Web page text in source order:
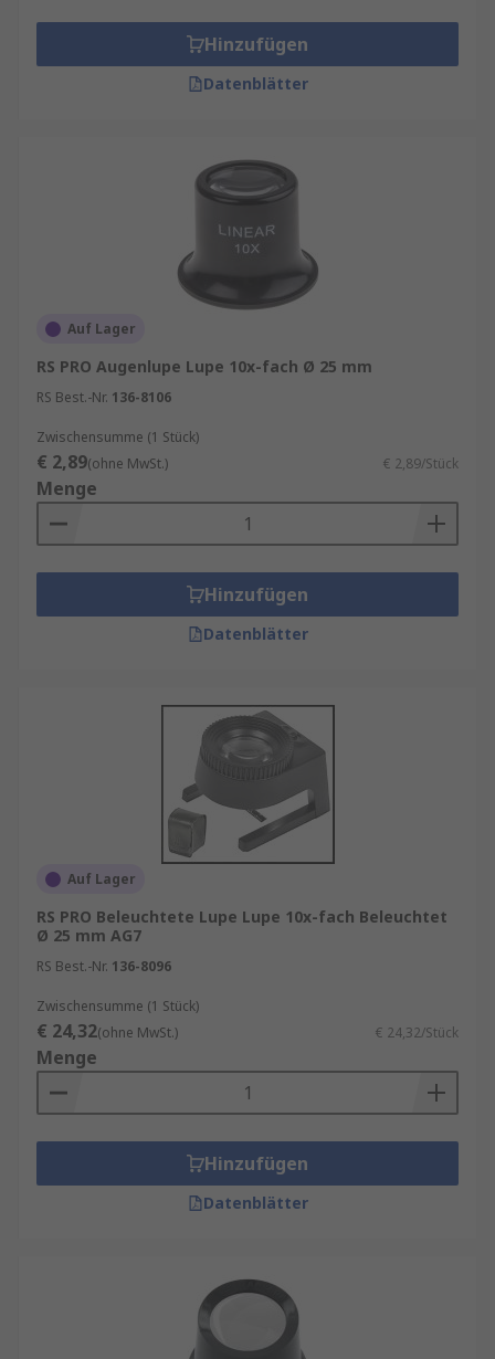
Hinzufügen
Datenblätter
Auf Lager
RS PRO Augenlupe Lupe 10x-fach Ø 25 mm
RS Best.-Nr. 136-8106
Zwischensumme (1 Stück)
€ 2,89(ohne MwSt.) € 2,89/Stück
Menge
Hinzufügen
Datenblätter
Auf Lager
RS PRO Beleuchtete Lupe Lupe 10x-fach Beleuchtet
Ø 25 mm AG7
RS Best.-Nr. 136-8096
Zwischensumme (1 Stück)
€ 24,32(ohne MwSt.) € 24,32/Stück
Menge
Hinzufügen
Datenblätter